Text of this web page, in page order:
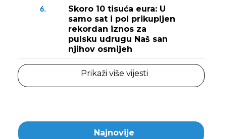
6.
Skoro 10 tisuća eura: U
samo sat i pol prikupljen
rekordan iznos za
pulsku udrugu Naš san
njihov osmijeh
Prikaži više vijesti
Najnovije